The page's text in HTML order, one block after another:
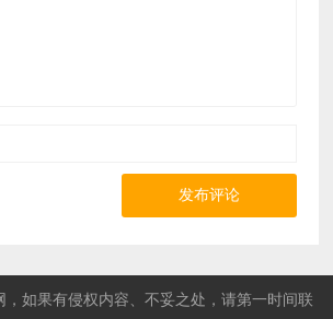
发布评论
，如果有侵权内容、不妥之处，请第一时间联